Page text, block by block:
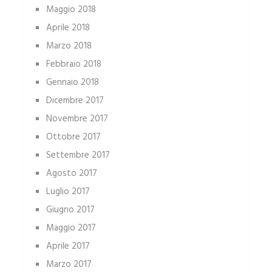
Maggio 2018
Aprile 2018
Marzo 2018
Febbraio 2018
Gennaio 2018
Dicembre 2017
Novembre 2017
Ottobre 2017
Settembre 2017
Agosto 2017
Luglio 2017
Giugno 2017
Maggio 2017
Aprile 2017
Marzo 2017